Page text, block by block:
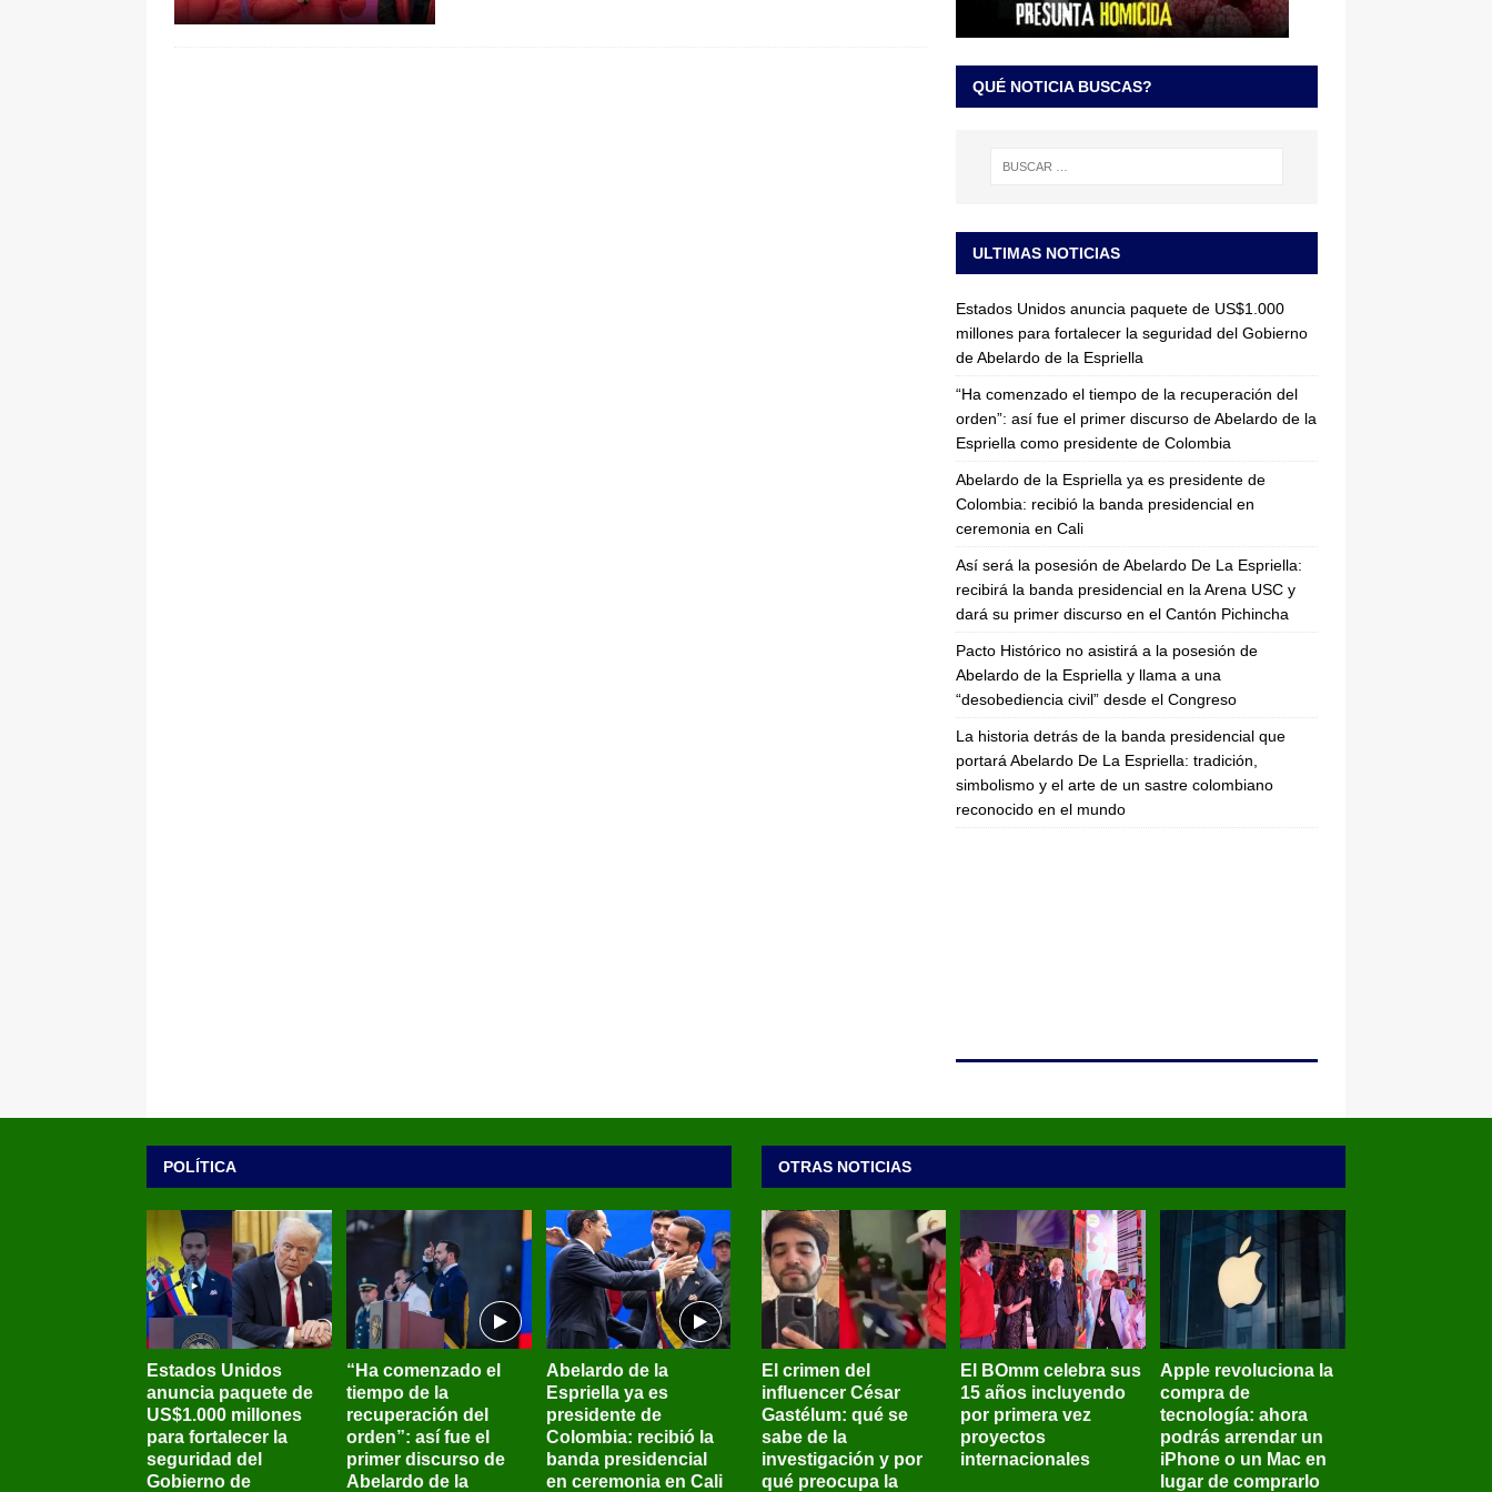
[ 6 de agosto de 2026 ] Pacto Histórico no asistirá a la posesión de Abelardo de la Espriella y llama a
QUÉ NOTICIA BUSCAS?
ULTIMAS NOTICIAS
Estados Unidos anuncia paquete de US$1.000
millones para fortalecer la seguridad del Gobierno
de Abelardo de la Espriella
“Ha comenzado el tiempo de la recuperación del
orden”: así fue el primer discurso de Abelardo de la
Espriella como presidente de Colombia
Abelardo de la Espriella ya es presidente de
Colombia: recibió la banda presidencial en
ceremonia en Cali
Así será la posesión de Abelardo De La Espriella:
recibirá la banda presidencial en la Arena USC y
dará su primer discurso en el Cantón Pichincha
Pacto Histórico no asistirá a la posesión de
Abelardo de la Espriella y llama a una
“desobediencia civil” desde el Congreso
La historia detrás de la banda presidencial que
portará Abelardo De La Espriella: tradición,
simbolismo y el arte de un sastre colombiano
reconocido en el mundo
POLÍTICA
Estados Unidos
anuncia paquete de
US$1.000 millones
para fortalecer la
seguridad del
Gobierno de
“Ha comenzado el
tiempo de la
recuperación del
orden”: así fue el
primer discurso de
Abelardo de la
Abelardo de la
Espriella ya es
presidente de
Colombia: recibió la
banda presidencial
en ceremonia en Cali
OTRAS NOTICIAS
El crimen del
influencer César
Gastélum: qué se
sabe de la
investigación y por
qué preocupa la
El BOmm celebra sus
15 años incluyendo
por primera vez
proyectos
internacionales
Apple revoluciona la
compra de
tecnología: ahora
podrás arrendar un
iPhone o un Mac en
lugar de comprarlo